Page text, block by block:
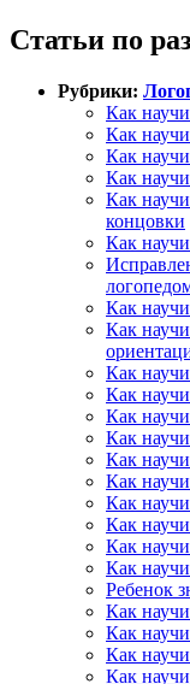
Статьи по
Рубрики:
Как
Как
Как
Как
Как
концовки
Как
Как
Как
Как
Как
Как
Как
Как
Как
Как
Как
Как
Как
Ребенок
Как
Как
Как
Как